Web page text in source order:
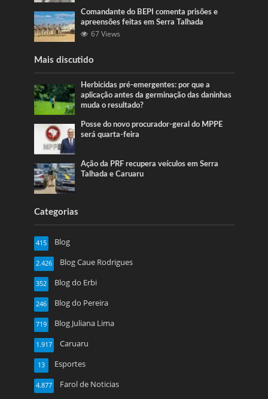
Comandante do BEPI comenta prisões e
apreensões feitas em Serra Talhada
67 Views
Mais discutido
Herbicidas pré-emergentes: por que a
aplicação antes da germinação das daninhas
muda o resultado?
Posse do novo procurador-geral do MPPE
será quarta-feira
Ação da PRF recupera veículos em Serra
Talhada e Caruaru
Categorias
Blog
415
Blog Caue Rodrigues
2.426
Blog do Erbi
352
Blog do Pereira
246
Blog Juliana Lima
719
Caruaru
1.917
Esportes
13
Farol de Noticias
4.877